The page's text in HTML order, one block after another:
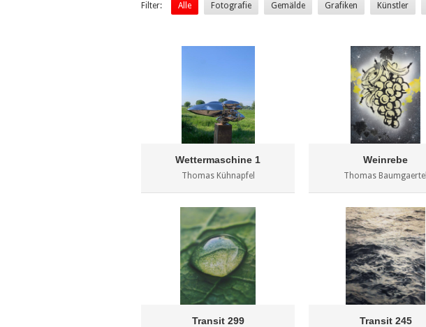
Filter: Alle Fotografie Gemälde Grafiken Künstler
Wettermaschine 1
Thomas Kühnapfel
Weinrebe
Thomas Baumgaertel
Transit 299 Transit 245